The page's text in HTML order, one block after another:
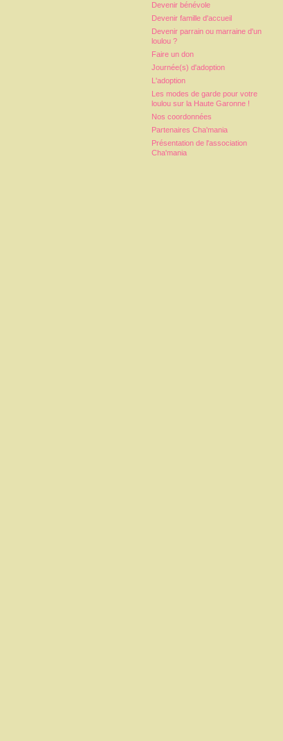
Devenir bénévole
Devenir famille d'accueil
Devenir parrain ou marraine d'un
loulou ?
Faire un don
Journée(s) d'adoption
L'adoption
Les modes de garde pour votre
loulou sur la Haute Garonne !
Nos coordonnées
Partenaires Cha'mania
Présentation de l'association
Cha'mania